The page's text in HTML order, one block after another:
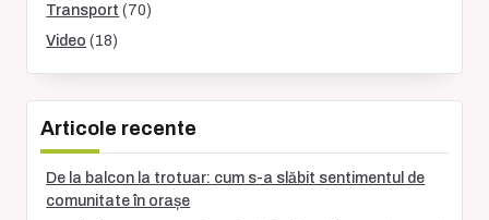
Transport (70)
Video (18)
Articole recente
De la balcon la trotuar: cum s-a slăbit sentimentul de
comunitate în orașe